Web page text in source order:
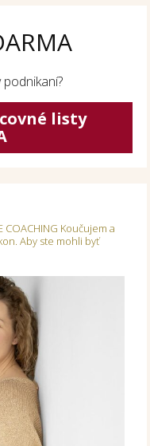
podnikaní?
listy
COACHING Koučujem a
Aby ste mohli byť